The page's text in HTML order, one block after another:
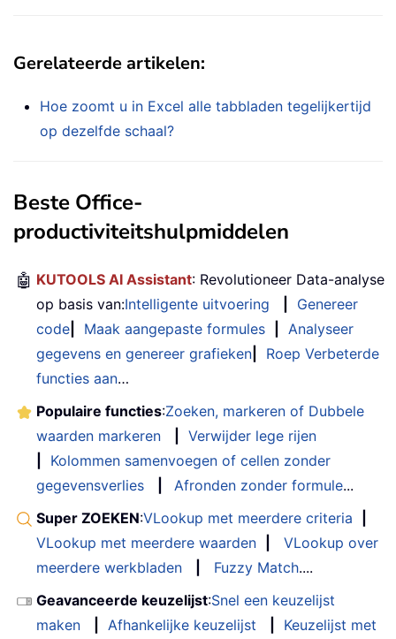
Gerelateerde artikelen:
Hoe zoomt u in Excel alle tabbladen tegelijkertijd
op dezelfde schaal?
Beste Office-
productiviteitshulpmiddelen
🤖 KUTOOLS AI Assistant: Revolutioneer Data-analyse
op basis van:Intelligente uitvoering
Genereer
code
Maak aangepaste formules
Analyseer
gegevens en genereer grafieken
Roep Verbeterde
functies aan…
Populaire functies:Zoeken, markeren of Dubbele
waarden markeren
Verwijder lege rijen
Kolommen samenvoegen of cellen zonder
gegevensverlies
Afronden zonder formule...
Super ZOEKEN:VLookup met meerdere criteria
VLookup met meerdere waarden
VLookup over
meerdere werkbladen
Fuzzy Match....
Geavanceerde keuzelijst:Snel een keuzelijst
maken
Afhankelijke keuzelijst
Keuzelijst met